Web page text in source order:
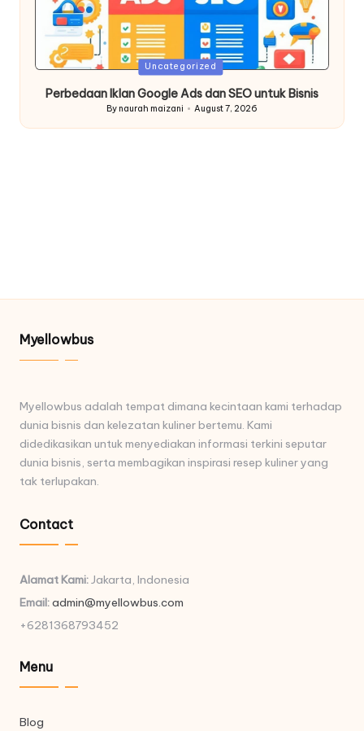
Posted
Uncategorized
Perbedaan Iklan Google Ads dan SEO untuk Bisnis
Posted
By naurah maizani August 7, 2026
Myellowbus
Myellowbus adalah tempat dimana kecintaan kami terhadap
dunia bisnis dan kelezatan kuliner bertemu. Kami
didedikasikan untuk menyediakan informasi terkini seputar
dunia bisnis, serta membagikan inspirasi resep kuliner yang
tak terlupakan.
Contact
Alamat Kami:Jakarta, Indonesia
Email:admin@myellowbus.com
+6281368793452
Menu
Blog